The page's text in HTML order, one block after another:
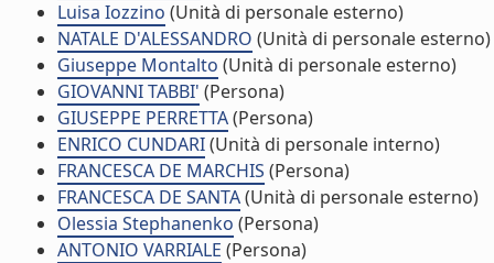
Luisa Iozzino (Unità di personale esterno)
NATALE D'ALESSANDRO (Unità di personale esterno)
Giuseppe Montalto (Unità di personale esterno)
GIOVANNI TABBI' (Persona)
GIUSEPPE PERRETTA(Persona)
ENRICO CUNDARI(Unità di personale interno)
FRANCESCA DE MARCHIS (Persona)
FRANCESCA DE SANTA(Unità di personale esterno)
Olessia Stephanenko (Persona)
ANTONIO VARRIALE (Persona)